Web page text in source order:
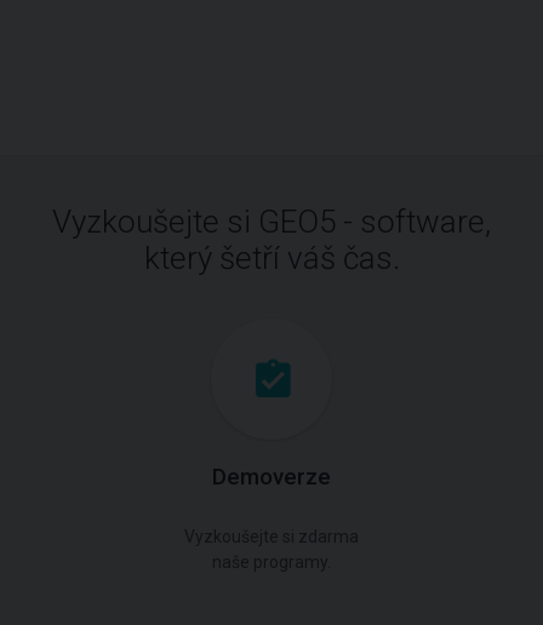
Vyzkoušejte si GEO5 - software,
který šetří váš čas.
Demoverze